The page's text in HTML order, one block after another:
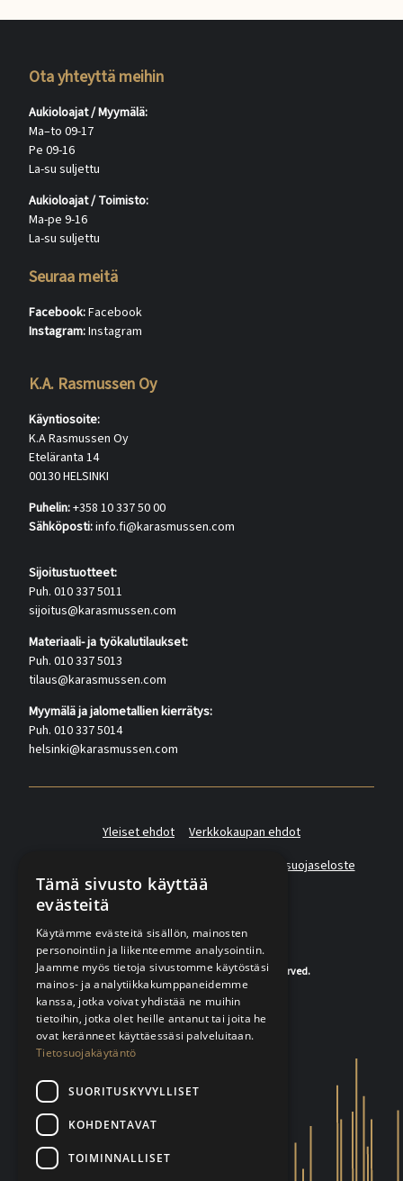
Ota yhteyttä meihin
Aukioloajat / Myymälä:
Ma–to 09-17
Pe 09-16
La-su suljettu
Aukioloajat / Toimisto:
Ma-pe 9-16
La-su suljettu
Seuraa meitä
Facebook:Facebook
Instagram:Instagram
K.A. Rasmussen Oy
Käyntiosoite:
K.A Rasmussen Oy
Eteläranta 14
00130 HELSINKI
Puhelin:+358 10 337 50 00
Sähköposti:info.fi@karasmussen.com
Sijoitustuotteet:
Puh. 010 337 5011
sijoitus@karasmussen.com
Materiaali- ja työkalutilaukset:
Puh. 010 337 5013
tilaus@karasmussen.com
Myymälä ja jalometallien kierrätys:
Puh. 010 337 5014
helsinki@karasmussen.com
Yleiset ehdot
Verkkokaupan ehdot
Asiakas- ja suoramarkkinointirekisterin tietosuojaseloste
© 2020-2026 K.A.Rasmussen. All rights reserved.
Tämä sivusto käyttää
evästeitä
Käytämme evästeitä sisällön, mainosten
personointiin ja liikenteemme analysointiin.
Jaamme myös tietoja sivustomme käytöstäsi
mainos- ja analytiikkakumppaneidemme
kanssa, jotka voivat yhdistää ne muihin
tietoihin, jotka olet heille antanut tai joita he
ovat keränneet käyttäessäsi palveluitaan.
Tietosuojakäytäntö
SUORITUSKYVYLLISET
KOHDENTAVAT
TOIMINNALLISET